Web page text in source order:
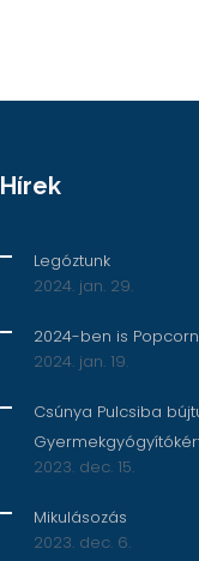
Hírek
Legóztunk
2024. jan. 29.
2024-ben is
2024. jan. 19.
Csúnya Pulcsiba
2023. dec. 15.
Mikulásozás
2023. dec. 6.